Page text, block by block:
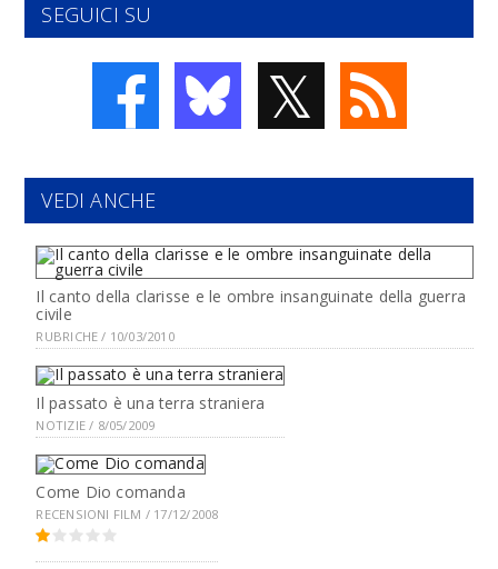
SEGUICI SU
𝕏
VEDI ANCHE
Il canto della clarisse e le ombre insanguinate della guerra
civile
RUBRICHE / 10/03/2010
Il passato è una terra straniera
NOTIZIE / 8/05/2009
Come Dio comanda
RECENSIONI FILM / 17/12/2008